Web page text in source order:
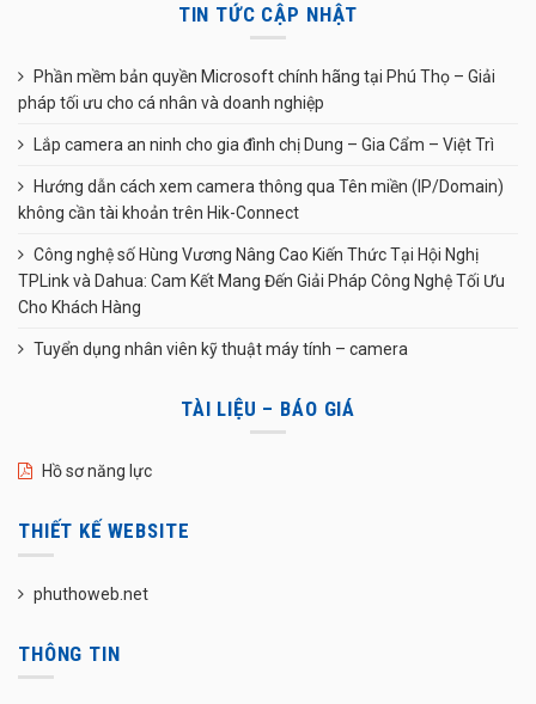
TIN TỨC CẬP NHẬT
Phần mềm bản quyền Microsoft chính hãng tại Phú Thọ – Giải
pháp tối ưu cho cá nhân và doanh nghiệp
Lắp camera an ninh cho gia đình chị Dung – Gia Cẩm – Việt Trì
Hướng dẫn cách xem camera thông qua Tên miền (IP/Domain)
không cần tài khoản trên Hik-Connect
Công nghệ số Hùng Vương Nâng Cao Kiến Thức Tại Hội Nghị
TPLink và Dahua: Cam Kết Mang Đến Giải Pháp Công Nghệ Tối Ưu
Cho Khách Hàng
Tuyển dụng nhân viên kỹ thuật máy tính – camera
TÀI LIỆU – BÁO GIÁ
Hồ sơ năng lực
THIẾT KẾ WEBSITE
phuthoweb.net
THÔNG TIN